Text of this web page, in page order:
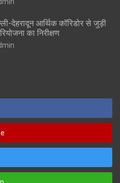
देहरादून आर्थिक कॉरिडोर से जुड़ी
का निरीक्षण